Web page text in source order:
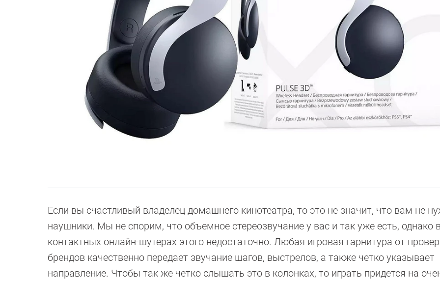
Если вы счастливый владелец домашнего кинотеатра, то это не значит, что вам не
наушники. Мы не спорим, что объемное стереозвучание у вас и так уже есть, однако
контактных онлайн-шутерах этого недостаточно. Любая игровая гарнитура от
брендов качественно передает звучание шагов, выстрелов, а также четко указывает
направление. Чтобы так же четко слышать это в колонках, то играть придется на